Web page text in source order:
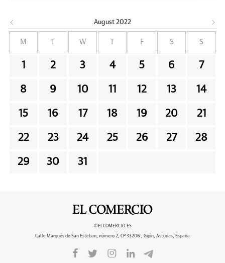
August 2022
M W F S S
1 2 3 4 5 6 7
8 9 10 11 12 13 14
15 16 17 18 19 20 21
22 23 24 25 26 27 28
29 30 31
©ELCOMERCIO.ES
Calle Marqués de San Esteban, número 2, CP 33206 , Gijón, Asturias, España